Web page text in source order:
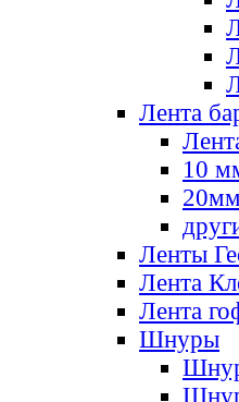
Лента
10
Ленты
Лента
Лента
Шнуры